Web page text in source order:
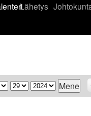
Lähetys
PäiväVuosi